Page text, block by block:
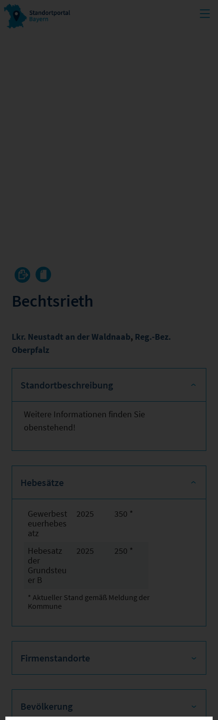
Bechtsrieth
Lkr. Neustadt an der Waldnaab, Reg.-Bez.
Oberpfalz
Standortbeschreibung
Weitere Informationen finden Sie
obenstehend!
Hebesätze
Gewerbest
euerhebes
atz
2025 350 *
Hebesatz
der
Grundsteu
er B
2025 250 *
* Aktueller Stand gemäß Meldung der
Kommune
Firmenstandorte
Bevölkerung